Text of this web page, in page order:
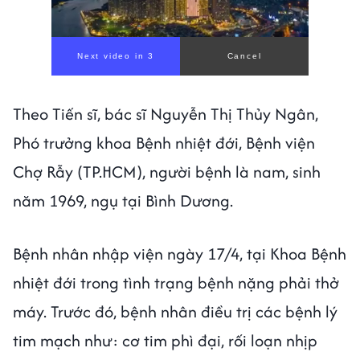
Next video in 1 Cancel
Theo Tiến sĩ, bác sĩ Nguyễn Thị Thủy Ngân,
Phó trưởng khoa Bệnh nhiệt đới, Bệnh viện
Chợ Rẫy (TP.HCM), người bệnh là nam, sinh
năm 1969, ngụ tại Bình Dương.
Bệnh nhân nhập viện ngày 17/4, tại Khoa Bệnh
nhiệt đới trong tình trạng bệnh nặng phải thở
máy. Trước đó, bệnh nhân điều trị các bệnh lý
tim mạch như: cơ tim phì đại, rối loạn nhịp